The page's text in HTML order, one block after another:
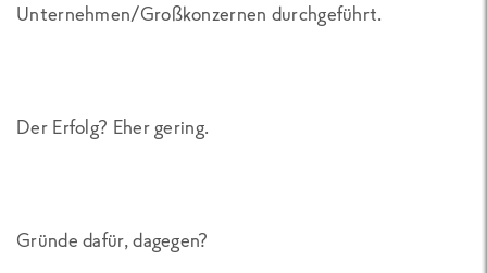
Unternehmen/Großkonzernen durchgeführt.
Der Erfolg? Eher gering.
Gründe dafür, dagegen?